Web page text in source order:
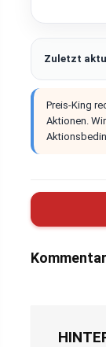
Zuletzt
Preis-King
Aktionen.